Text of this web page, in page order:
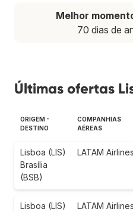
Melhor
70 dias de
Últimas ofertas
ORIGEM -
DESTINO
COMPANHIAS
AÉREAS
Lisboa (LIS)
Brasília
(BSB)
LATAM Airlines
Lisboa (LIS)
LATAM Airlines